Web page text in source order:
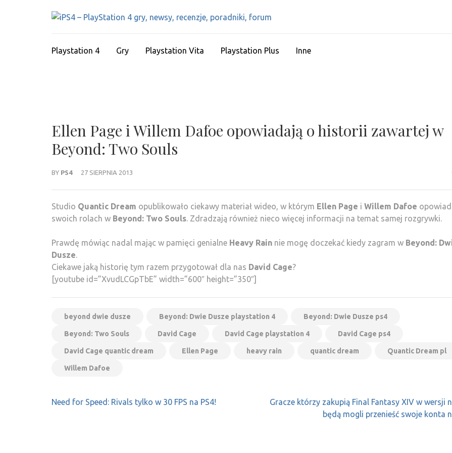
RECENZJE,
Playstation 4 Gry Playstation Vita Playstation Plus Inne
Ellen Page i Willem Dafoe opowiadają o historii zawartej w
Beyond: Two Souls
BY PS4 27 SIERPNIA 2013
Studio Quantic Dream opublikowało ciekawy materiał wideo, w którym Ellen Page i Willem Dafoe
swoich rolach w Beyond: Two Souls. Zdradzają również nieco więcej informacji na temat samej rozgrywki.
Prawdę mówiąc nadal mając w pamięci genialne Heavy Rain nie mogę doczekać kiedy zagram w Beyond:
Dusze.
Ciekawe jaką historię tym razem przygotował dla nas David Cage?
[youtube id=”XvudLCGpTbE” width=”600″ height=”350″]
beyond dwie dusze Beyond: Dwie Dusze playstation 4 Beyond: Dwie Dusze ps4
Beyond: Two Souls David Cage David Cage playstation 4 David Cage ps4
David Cage quantic dream Ellen Page heavy rain quantic dream Quantic Dream pl
Willem Dafoe
Nawigacja
Need for Speed: Rivals tylko w 30 FPS na PS4!
Gracze którzy zakupią Final Fantasy XIV w wersji
będą mogli przenieść swoje konta